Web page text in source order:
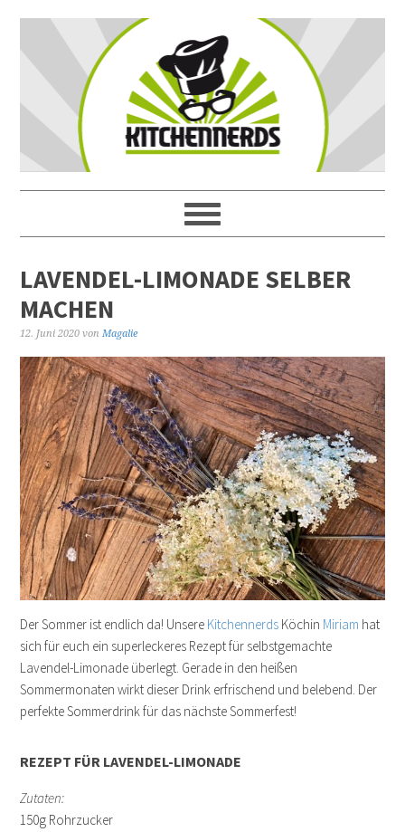
LAVENDEL-LIMONADE SELBER
MACHEN
12. Juni 2020 vonMagalie
Der Sommer ist endlich da! Unsere Kitchennerds Köchin Miriam hat
sich für euch ein superleckeres Rezept für selbstgemachte
Lavendel-Limonade überlegt. Gerade in den heißen
Sommermonaten wirkt dieser Drink erfrischend und belebend. Der
perfekte Sommerdrink für das nächste Sommerfest!
REZEPT FÜR LAVENDEL-LIMONADE
Zutaten:
150g Rohrzucker